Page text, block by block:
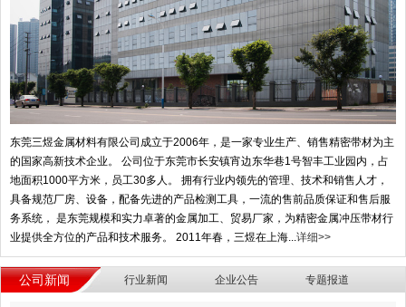
东莞三煜金属材料有限公司成立于2006年，是一家专业生产、销售精密带材为主
的国家高新技术企业。 公司位于东莞市长安镇宵边东华巷1号智丰工业园内，占
地面积1000平方米，员工30多人。 拥有行业内领先的管理、技术和销售人才，
具备规范厂房、设备，配备先进的产品检测工具，一流的售前品质保证和售后服
务系统， 是东莞规模和实力卓著的金属加工、贸易厂家，为精密金属冲压带材行
业提供全方位的产品和技术服务。 2011年春，三煜在上海...详细>>
公司新闻 行业新闻 企业公告 专题报道